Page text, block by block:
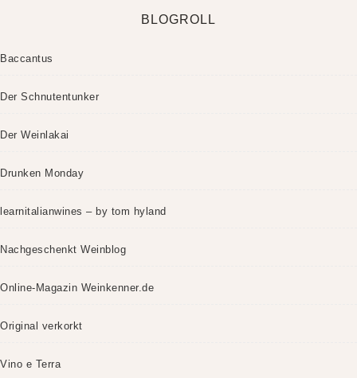
BLOGROLL
Baccantus
Der Schnutentunker
Der Weinlakai
Drunken Monday
learnitalianwines – by tom hyland
Nachgeschenkt Weinblog
Online-Magazin Weinkenner.de
Original verkorkt
Vino e Terra